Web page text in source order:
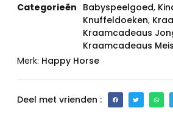
Categorieën Babyspeelgoed,
Knuffeldoeken,
Kraamcadeaus
Kraamcadeaus
Merk: Happy Horse
Deel met vrienden :